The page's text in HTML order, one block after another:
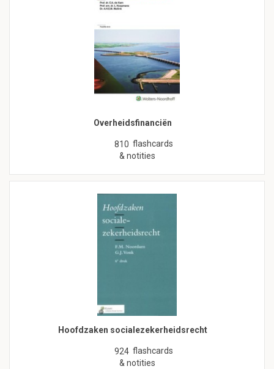
Overheidsfinanciën
810 flashcards
& notities
Hoofdzaken socialezekerheidsrecht
924 flashcards
& notities